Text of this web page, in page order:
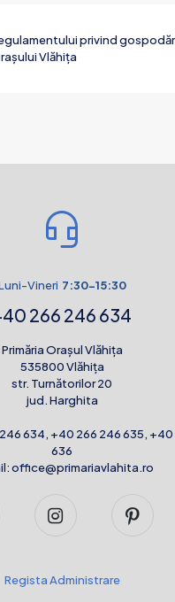
privind
Vlăhiţa
Vineri 7:30-15:30
266 246 634
Primăria Orașul Vlăhița
535800 Vlăhița
str. Turnătorilor 20
jud. Harghita
634, +40 266 246 635, +40
636
office@primariavlahita.ro
Regista Administrare